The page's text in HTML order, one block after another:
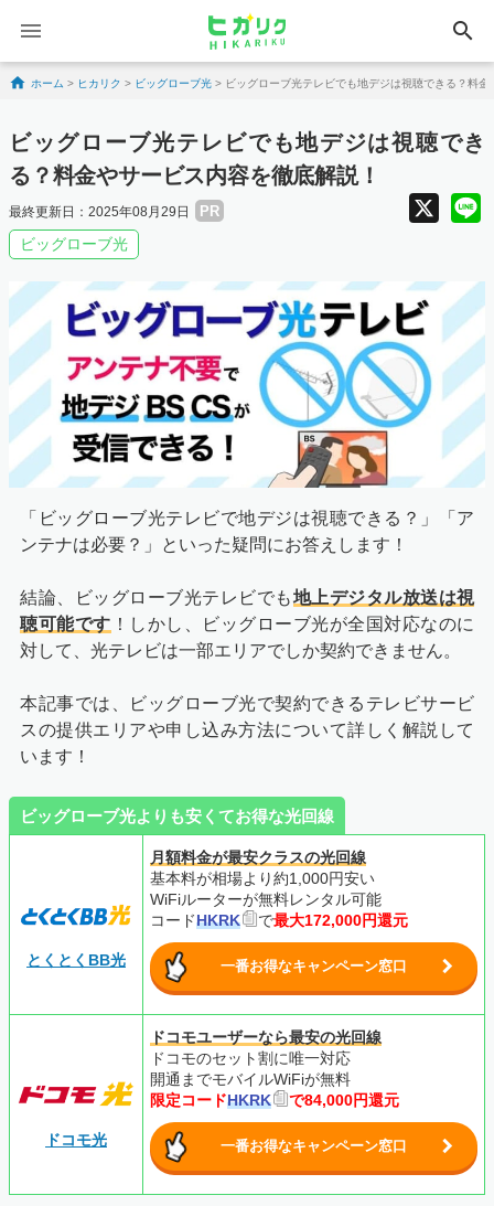
search
Skip to content
ホーム > ヒカリク > ビッグローブ光 > ビッグローブ光テレビでも地デジは視聴できる？料
ビッグローブ光テレビでも地デジは視聴でき
る？料金やサービス内容を徹底解説！
最終更新日：2025年08月29日 PR X
ビッグローブ光
「ビッグローブ光テレビで地デジは視聴できる？」「ア
ンテナは必要？」といった疑問にお答えします！
結論、ビッグローブ光テレビでも地上デジタル放送は視
聴可能です ！しかし、ビッグローブ光が全国対応なのに
対して、光テレビは一部エリアでしか契約できません。
本記事では、ビッグローブ光で契約できるテレビサービ
スの提供エリアや申し込み方法について詳しく解説して
います！
ビッグローブ光よりも安くてお得な光回線
とくとくBB光
月額料金が最安クラスの光回線
基本料が相場より約1,000円安い
WiFiルーターが無料レンタル可能
コードHKRK で最大172,000円還元
一番お得なキャンペーン窓口
ドコモ光
ドコモユーザーなら最安の光回線
ドコモのセット割に唯一対応
開通までモバイルWiFiが無料
限定コードHKRK で84,000円還元
一番お得なキャンペーン窓口